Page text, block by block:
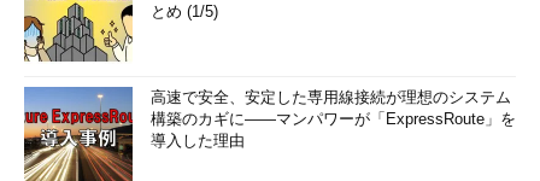
とめ (1/5)
高速で安全、安定した専用線接続が理想のシステム
構築のカギに――マンパワーが「ExpressRoute」を
導入した理由